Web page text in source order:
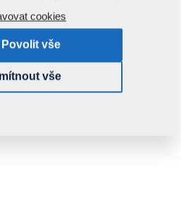
pro následující stroje:
1,2520 kg
cookies
Povolit vše
vše